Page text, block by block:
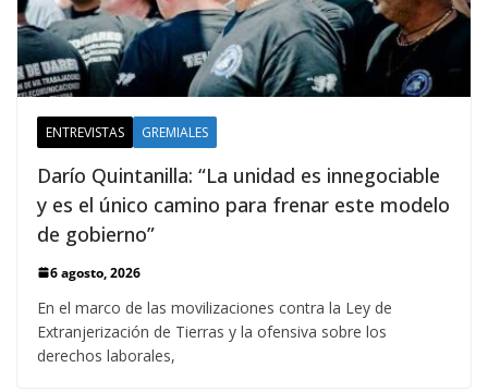
ENTREVISTAS GREMIALES
Darío Quintanilla: “La unidad es innegociable
y es el único camino para frenar este modelo
de gobierno”
6 agosto, 2026
En el marco de las movilizaciones contra la Ley de
Extranjerización de Tierras y la ofensiva sobre los
derechos laborales,